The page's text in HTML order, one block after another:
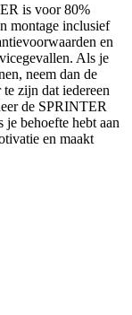
is voor 80%
montage inclusief
en
Als je
neem dan de
zijn dat iedereen
de SPRINTER
behoefte hebt aan
en maakt